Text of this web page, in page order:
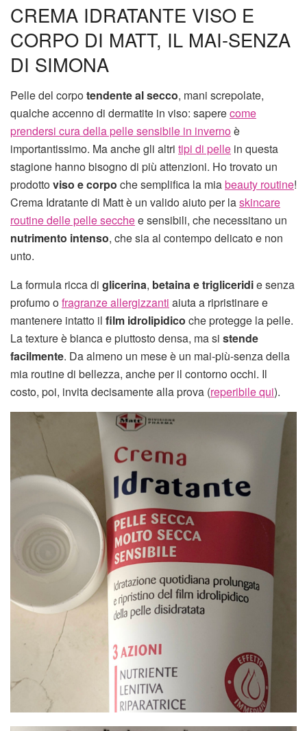
CREMA IDRATANTE VISO E
CORPO DI MATT, IL MAI-SENZA
DI SIMONA
Pelle del corpotendente al secco, mani screpolate,
qualche accenno di dermatite in viso: saperecome
prendersi cura della pelle sensibile in invernoè
importantissimo. Ma anche gli altri tipi di pelle in questa
stagione hanno bisogno di più attenzioni. Ho trovato un
prodottoviso e corpo che semplifica la miabeauty routine!
Crema Idratante di Matt è un valido aiuto per laskincare
routine delle pelle secchee sensibili, che necessitano un
nutrimento intenso, che sia al contempo delicato e non
unto.
La formula ricca di glicerina, betaina e trigliceridie senza
profumo ofragranze allergizzanti aiuta a ripristinare e
mantenere intatto il film idrolipidico che protegge la pelle.
La texture è bianca e piuttosto densa, ma si stende
facilmente. Da almeno un mese è un mai-più-senza della
mia routine di bellezza, anche per il contorno occhi. Il
costo, poi, invita decisamente alla prova (reperibile qui).